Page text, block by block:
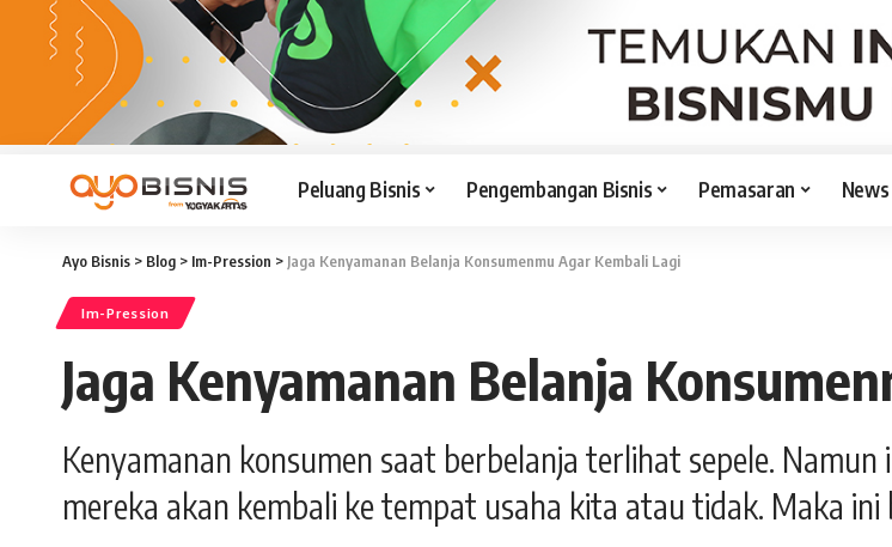
Peluang Bisnis Pengembangan Bisnis Pemasaran
Ayo Bisnis > Blog > Im-Pression > Jaga Kenyamanan Belanja Konsumenmu Agar Kembali Lagi
Im-Pression
Jaga Kenyamanan Belanja
Kenyamanan konsumen saat berbelanja terlihat sepele.
mereka akan kembali ke tempat usaha kita atau tidak. Maka